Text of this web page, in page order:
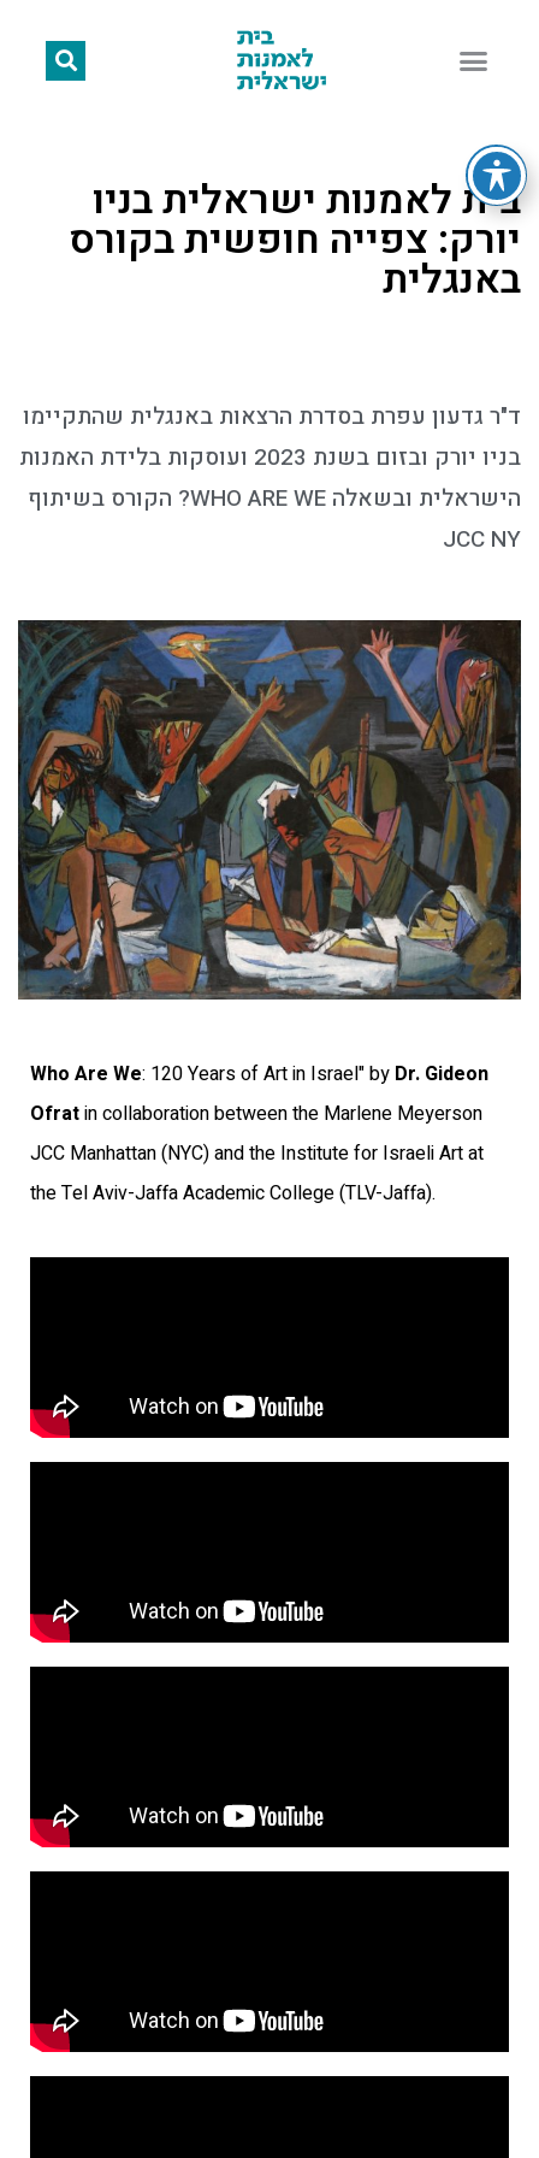
בית לאמנות ישראלית בניו
יורק: צפייה חופשית בקורס
באנגלית
ד"ר גדעון עפרת בסדרת הרצאות באנגלית שהתקיימו
בניו יורק ובזום בשנת 2023 ועוסקות בלידת האמנות
הישראלית ובשאלה WHO ARE WE? הקורס בשיתוף
JCC NY
Who Are We: 120 Years of Art in Israel" by Dr. Gideon
Ofratin collaboration between the Marlene Meyerson
JCC Manhattan (NYC) and the Institute for Israeli Art at
the Tel Aviv-Jaffa Academic College (TLV-Jaffa).